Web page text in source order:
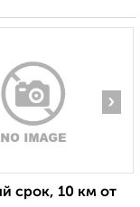
›
срок, 10 км от